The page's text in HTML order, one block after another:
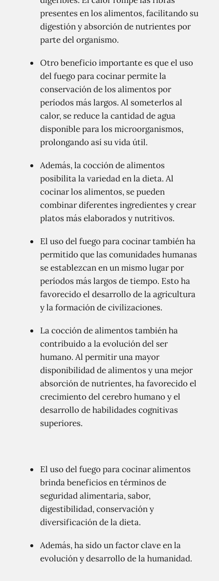
presentes en los alimentos, facilitando su
digestión y absorción de nutrientes por
parte del organismo.
Otro beneficio importante es que el uso
del fuego para cocinar permite la
conservación de los alimentos por
períodos más largos. Al someterlos al
calor, se reduce la cantidad de agua
disponible para los microorganismos,
prolongando así su vida útil.
Además, la cocción de alimentos
posibilita la variedad en la dieta. Al
cocinar los alimentos, se pueden
combinar diferentes ingredientes y crear
platos más elaborados y nutritivos.
El uso del fuego para cocinar también ha
permitido que las comunidades humanas
se establezcan en un mismo lugar por
períodos más largos de tiempo. Esto ha
favorecido el desarrollo de la agricultura
y la formación de civilizaciones.
La cocción de alimentos también ha
contribuido a la evolución del ser
humano. Al permitir una mayor
disponibilidad de alimentos y una mejor
absorción de nutrientes, ha favorecido el
crecimiento del cerebro humano y el
desarrollo de habilidades cognitivas
superiores.
El uso del fuego para cocinar alimentos
brinda beneficios en términos de
seguridad alimentaria, sabor,
digestibilidad, conservación y
diversificación de la dieta.
Además, ha sido un factor clave en la
evolución y desarrollo de la humanidad.